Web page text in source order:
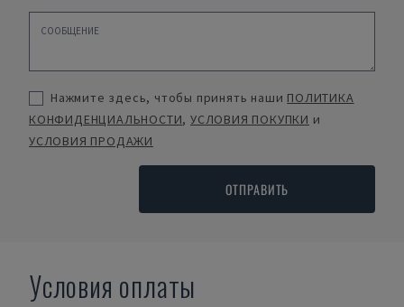
Нажмите здесь, чтобы принять наши ПОЛИТИКА
КОНФИДЕНЦИАЛЬНОСТИ,УСЛОВИЯ ПОКУПКИ и
УСЛОВИЯ ПРОДАЖИ
ОТПРАВИТЬ
Условия оплаты